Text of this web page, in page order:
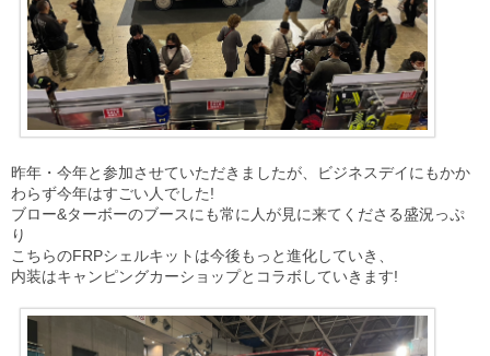
昨年・今年と参加させていただきましたが、ビジネスデイにもかか
わらず今年はすごい人でした!
ブロー&ターボーのブースにも常に人が見に来てくださる盛況っぷ
り
こちらのFRPシェルキットは今後もっと進化していき、
内装はキャンピングカーショップとコラボしていきます!